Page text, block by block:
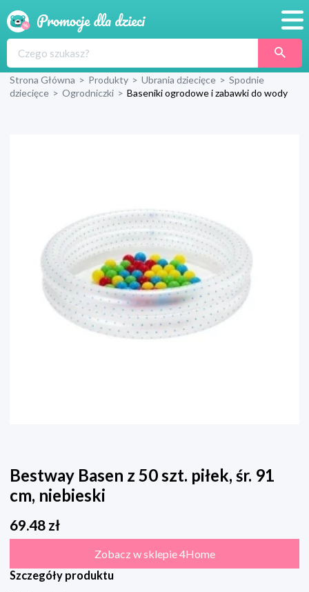
Produkty
Strona Główna > Produkty > Ubrania dziecięce > Spodnie
dziecięce > Ogrodniczki > Baseniki ogrodowe i zabawki do wody
Bestway Basen z 50 szt. piłek, śr. 91
cm, niebieski
69.48 zł
Zobacz w sklepie 4Home
Szczegóły produktu